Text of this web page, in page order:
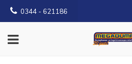
0344 - 621186